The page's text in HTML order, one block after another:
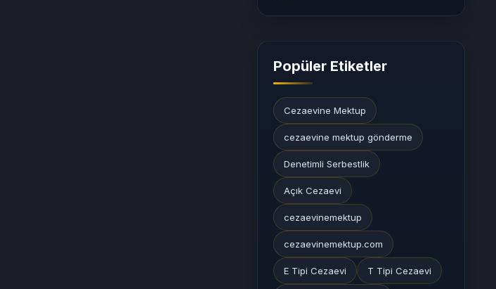
Popüler Etiketler
Cezaevine Mektup
cezaevine mektup gönderme
Denetimli Serbestlik
Açık Cezaevi
cezaevinemektup
cezaevinemektup.com
E Tipi Cezaevi T Tipi Cezaevi